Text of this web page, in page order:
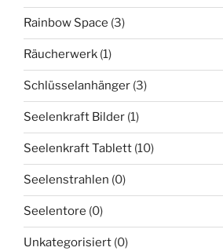
Rainbow Space (3)
Räucherwerk (1)
Schlüsselanhänger (3)
Seelenkraft Bilder (1)
Seelenkraft Tablett (10)
Seelenstrahlen (0)
Seelentore (0)
Unkategorisiert (0)